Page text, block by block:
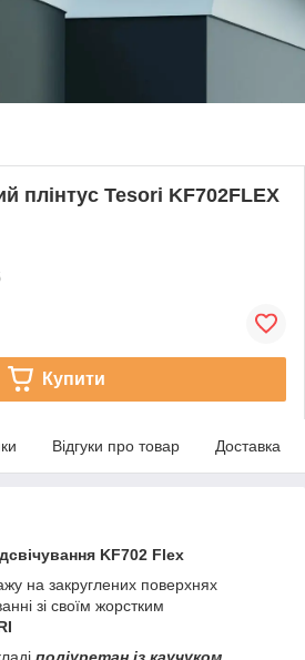
плінтус Tesori KF702FLEX
Купити
Відгуки про товар Доставка
KF702 Flex
на закруглених поверхнях
зі своїм жорстким
поліуретан із каучуком